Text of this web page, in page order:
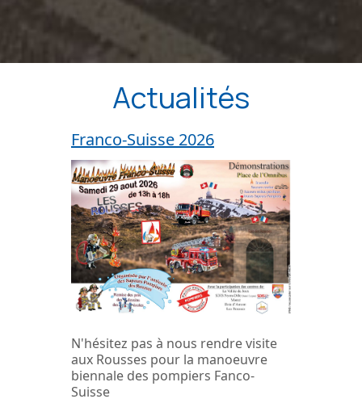
Actualités
Franco-Suisse 2026
N'hésitez pas à nous rendre visite
aux Rousses pour la manoeuvre
biennale des pompiers Fanco-
Suisse